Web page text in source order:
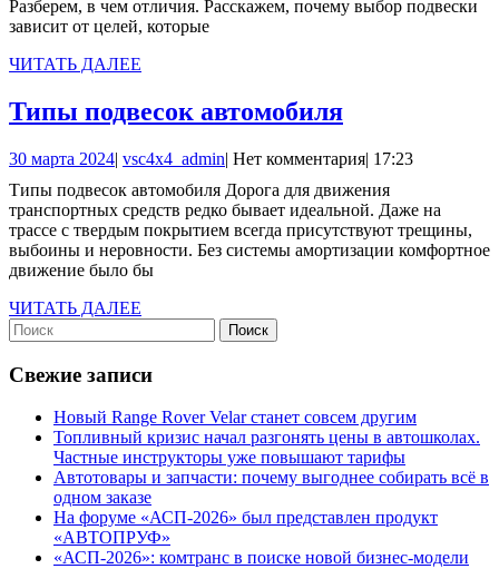
мягкая
подвеска
Разберем, в чем отличия. Расскажем, почему выбор подвески
зависит от целей, которые
ЧИТАТЬ ДАЛЕЕ
Типы подвесок автомобиляТипы
автомобиля
30 марта 202430
2024
| vsc4x4_adminvsc4x4_admin
| Нет комментария| 17:23
Типы подвесок автомобиля Дорога для движения
транспортных средств редко бывает идеальной. Даже на
трассе с твердым покрытием всегда присутствуют трещины,
выбоины и неровности. Без системы амортизации комфортное
движение было бы
ЧИТАТЬ ДАЛЕЕ
Найти:
Свежие записи
Новый Range Rover Velar станет совсем другим
Топливный кризис начал разгонять цены в автошколах.
Частные инструкторы уже повышают тарифы
Автотовары и запчасти: почему выгоднее собирать всё в
одном заказе
На форуме «АСП-2026» был представлен продукт
«АВТОПРУФ»
«АСП-2026»: комтранс в поиске новой бизнес-модели